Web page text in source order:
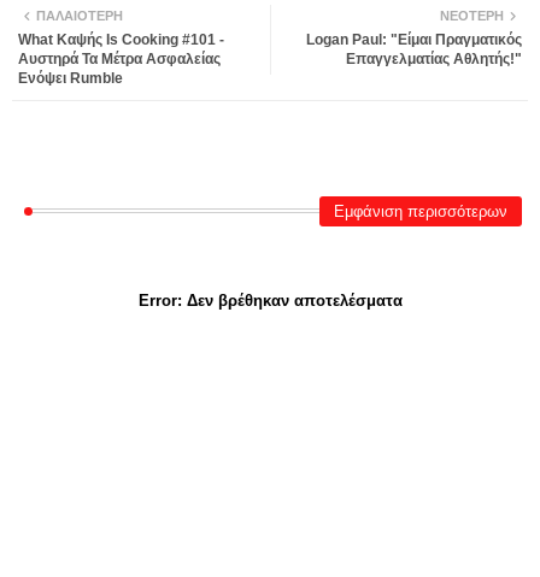
ΝΕΌΤΕΡΗ
Logan Paul: "Είμαι Πραγματικός
Επαγγελματίας Αθλητής!"
ΠΑΛΑΙΌΤΕΡΗ
What Καψής Is Cooking #101 -
Αυστηρά Τα Μέτρα Ασφαλείας
Ενόψει Rumble
Εμφάνιση περισσότερων
Error: Δεν βρέθηκαν αποτελέσματα